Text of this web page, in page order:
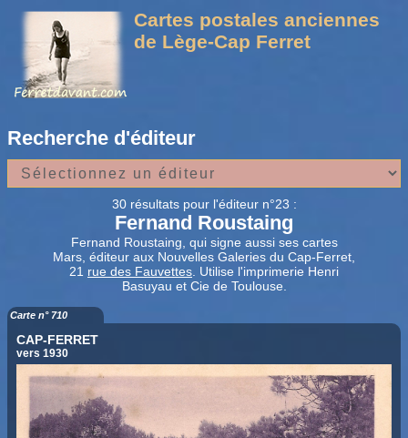
Cartes postales anciennes
de Lège-Cap Ferret
Recherche d'éditeur
30 résultats pour l'éditeur n°23 :
Fernand Roustaing
Fernand Roustaing, qui signe aussi ses cartes
Mars, éditeur aux Nouvelles Galeries du Cap-Ferret,
21 rue des Fauvettes . Utilise l'imprimerie Henri
Basuyau et Cie de Toulouse.
Carte n° 710
CAP-FERRET
vers 1930